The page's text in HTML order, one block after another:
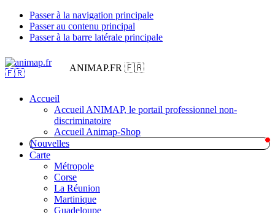
Passer à la navigation principale
Passer au contenu principal
Passer à la barre latérale principale
ANIMAP.FR 🇫🇷
Accueil
Accueil ANIMAP, le portail professionnel non-
discriminatoire
Accueil Animap-Shop
Nouvelles
Carte
Métropole
Corse
La Réunion
Martinique
Guadeloupe